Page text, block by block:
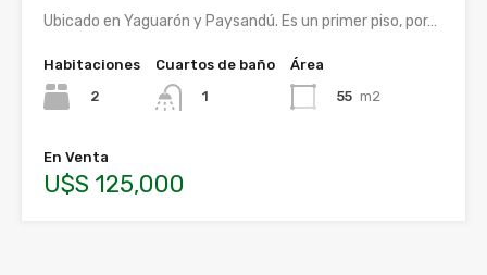
Ubicado en Yaguarón y Paysandú. Es un primer piso, por…
Habitaciones
2
Cuartos de baño
1
Área
55 m2
En Venta
U$S 125,000